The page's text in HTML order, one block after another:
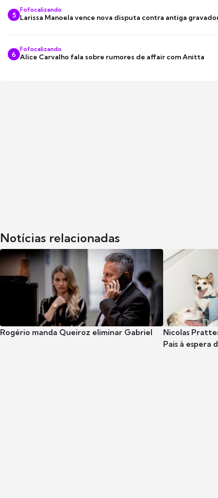
5
Fofocalizando
Larissa Manoela vence nova disputa contra antiga
6
Fofocalizando
Alice Carvalho fala sobre rumores de affair com Anitta
Notícias relacionadas
Rogério manda Queiroz eliminar Gabriel
Nicolas
Pais à espera